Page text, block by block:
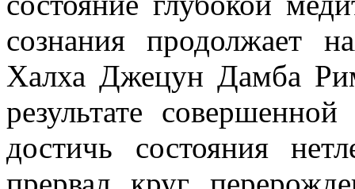
сознания продолжает
Халха Джецун Дамба
результате
достичь состояния